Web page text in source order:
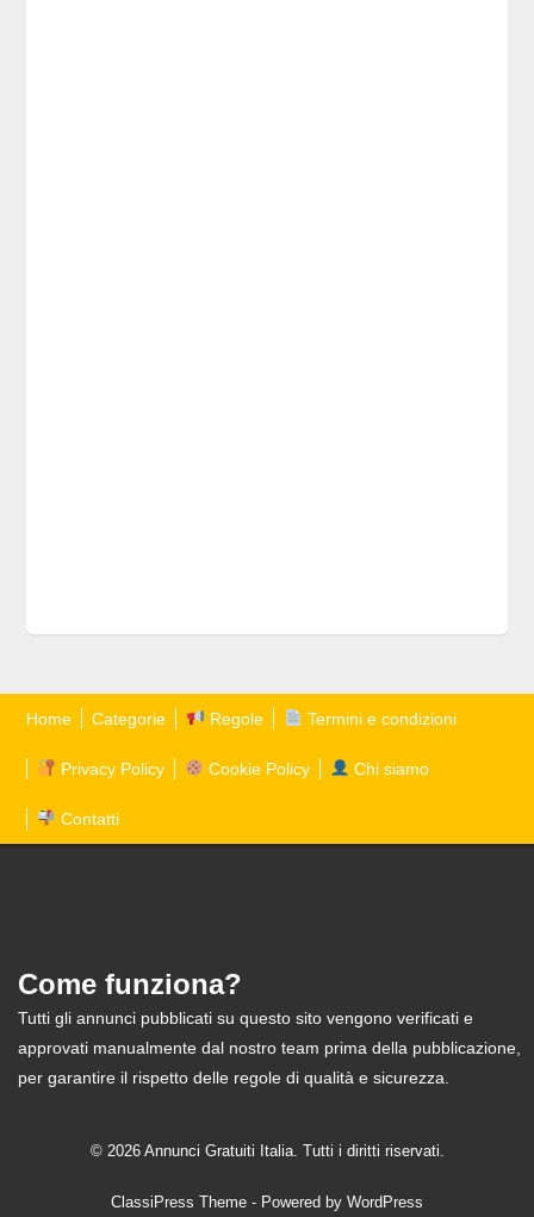
Home Categorie Regole Termini e condizioni
Privacy Policy Cookie Policy Chi siamo
Contatti
Come funziona?
Tutti gli annunci pubblicati su questo sito vengono verificati e
approvati manualmente dal nostro team prima della pubblicazione,
per garantire il rispetto delle regole di qualità e sicurezza.
© 2026 Annunci Gratuiti Italia. Tutti i diritti riservati.
ClassiPress Theme - Powered by WordPress